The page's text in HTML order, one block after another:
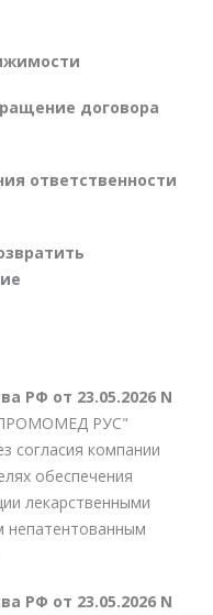
договора
ответственности
РФ от 23.05.2026 N
РУС"
согласия компании
обеспечения
лекарственными
непатентованным
РФ от 23.05.2026 N